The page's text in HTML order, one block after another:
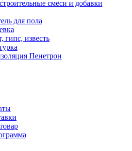
смеси и добавки
для пола
гипс, известь
Пенетрон